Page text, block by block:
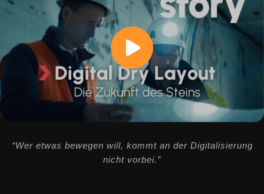
“Wer etwas bewegen will, kommt an der Digitalisierung
nicht vorbei.”